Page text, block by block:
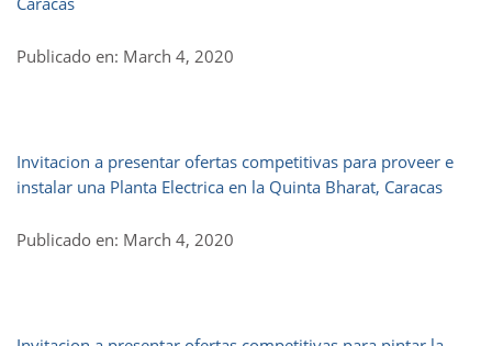
Publicado en: March 4, 2020
Invitacion a presentar ofertas competitivas para proveer e
instalar una Planta Electrica en la Quinta Bharat, Caracas
Publicado en: March 4, 2020